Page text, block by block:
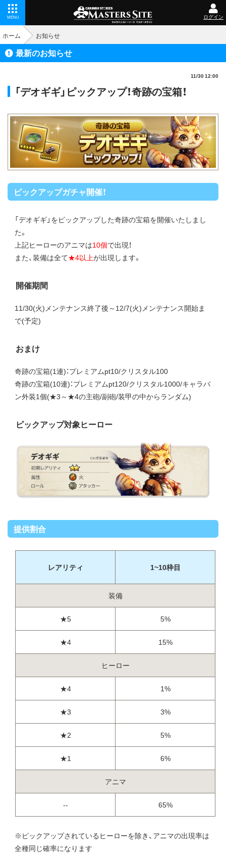
MENU ログイン
ホーム お知らせ
最新のお知らせ
11/30 12:00
「デオギギ」ピックアップ！奇跡の宝箱！
ピックアップガチャ開催！
「デオギギ」をピックアップした奇跡の宝箱を開催いたしまし
た。
上記ヒーローのアニマは10個で出現！
また、装備は全て★4以上が出現します。
開催期間
11/30(火)メンテナンス終了後～12/7(火)メンテナンス開始ま
で(予定)
おまけ
奇跡の宝箱(1連)：プレミアムpt10/クリスタル100
奇跡の宝箱(10連)：プレミアムpt120/クリスタル1000/キャラバ
ン外装1個(★3～★4の主砲/副砲/装甲の中からランダム)
ピックアップ対象ヒーロー
提供割合
レアリティ 1~10枠目
装備
★5 5%
★4 15%
ヒーロー
★4 1%
★3 3%
★2 5%
★1 6%
アニマ
-- 65%
※ピックアップされているヒーローを除き、アニマの出現率は
全種同じ確率になります